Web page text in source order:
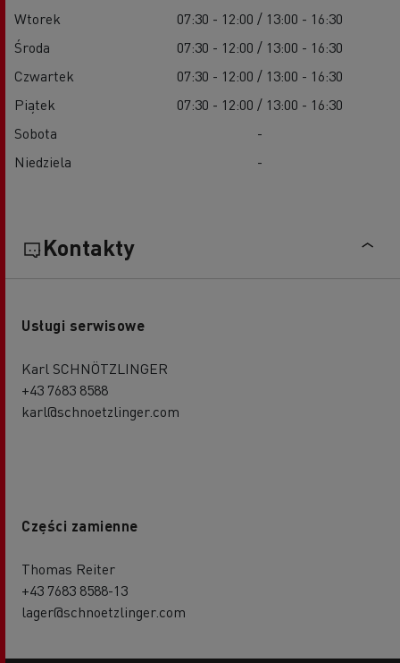
Wtorek
07:30 - 12:00 / 13:00 - 16:30
Środa
07:30 - 12:00 / 13:00 - 16:30
Czwartek
07:30 - 12:00 / 13:00 - 16:30
Piątek
07:30 - 12:00 / 13:00 - 16:30
Sobota
-
Niedziela
-
Kontakty
Usługi serwisowe
Karl SCHNÖTZLINGER
+43 7683 8588
karl@schnoetzlinger.com
Części zamienne
Thomas Reiter
+43 7683 8588-13
lager@schnoetzlinger.com